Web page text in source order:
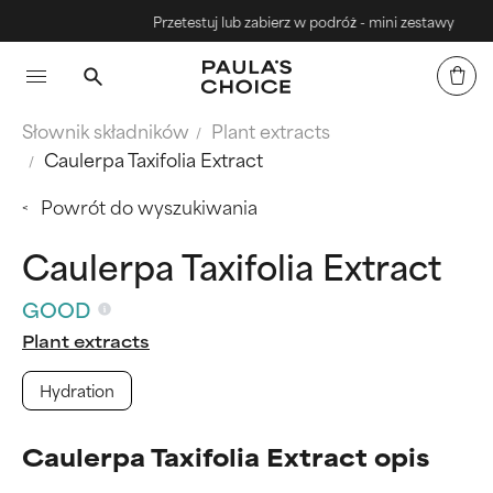
Przetestuj lub zabierz w podróż - mini zestawy
Słownik składników
Plant extracts
Caulerpa Taxifolia Extract
Powrót do wyszukiwania
Caulerpa Taxifolia Extract
GOOD
Plant extracts
Hydration
Caulerpa Taxifolia Extract opis